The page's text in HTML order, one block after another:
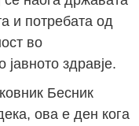
и потребата од
во
здравје.
Бесник
ова е ден кога